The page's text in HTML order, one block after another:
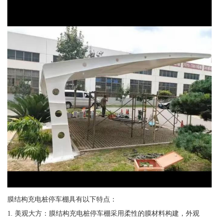
膜结构充电桩停车棚具有以下特点：
1. 美观大方：膜结构充电桩停车棚采用柔性的膜材料构建，外观